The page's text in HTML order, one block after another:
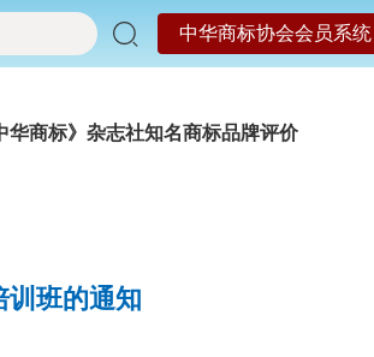
中华商标协会会员系统
华商标》杂志社知名商标品牌评价
训班的通知